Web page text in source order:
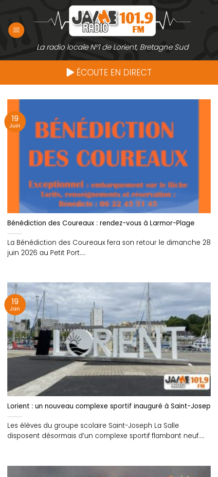
contenu
La radio locale N°1 de Lorient, Bretagne Sud
ÉCOUTE EN DIRECT
Bénédiction des Coureaux : rendez-vous à Larmor-Plage
La Bénédiction des Coureaux fera son retour le dimanche 28
juin 2026 au Petit Port....
19
Juin
Lorient : un nouveau complexe sportif inauguré à Saint-Joseph
Les élèves du groupe scolaire Saint-Joseph La Salle
disposent désormais d’un complexe sportif flambant neuf....
19
Jan